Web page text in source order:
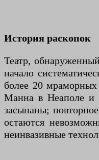
История раскопок
Театр,
начало
более 20
Манна в Неаполе и
засыпаны;
остаются
неинвазивные